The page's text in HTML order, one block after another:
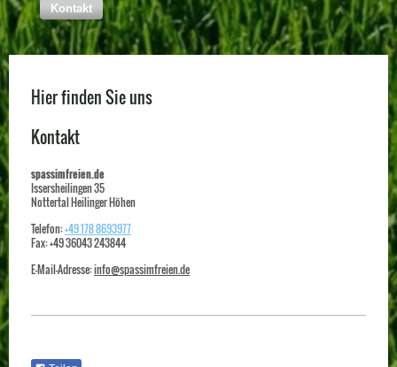
Kontakt
Hier finden Sie uns
Kontakt
spassimfreien.de
Issersheilingen35
Nottertal Heilinger Höhen
Telefon:+49 178 8693977
Fax:+49 36043 243844
E-Mail-Adresse:info@spassimfreien.de